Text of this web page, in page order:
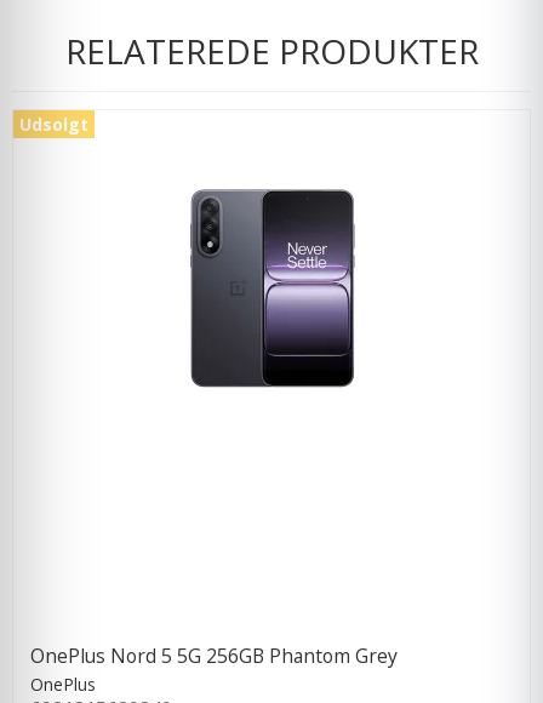
RELATEREDE PRODUKTER
Udsolgt
OnePlus Nord 5 5G 256GB Phantom Grey
OnePlus